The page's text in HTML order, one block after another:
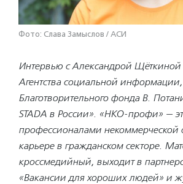
Фото: Слава Замыслов / АСИ
Интервью с Александрой Щёткиной
Агентства социальной информации,
Благотворительного фонда В.
STADA в России». «НКО-профи» —
профессионалами некоммерческой
карьере в гражданском секторе.
кроссмедийный, выходит в
«Вакансии для хороших людей» и